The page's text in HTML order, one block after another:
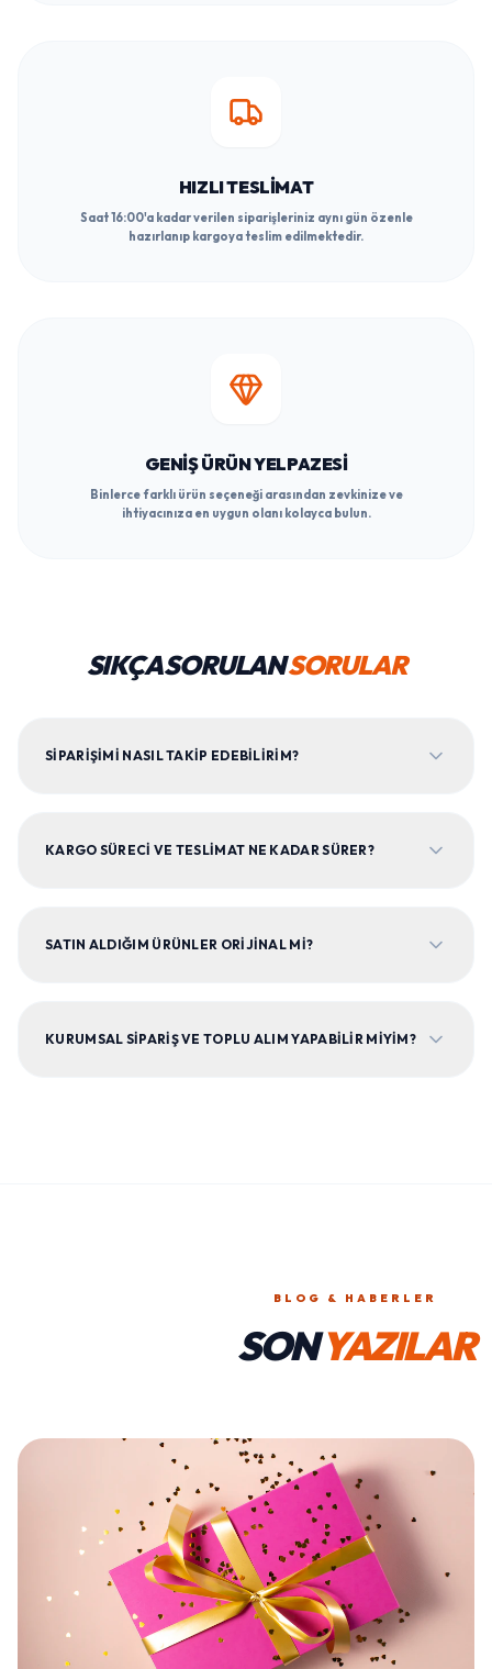
HIZLI TESLIMAT
Saat 16:00'a kadar verilen siparişleriniz aynı gün özenle
hazırlanıp kargoya teslim edilmektedir.
GENIŞ ÜRÜN YELPAZESI
Binlerce farklı ürün seçeneği arasından zevkinize ve
ihtiyacınıza en uygun olanı kolayca bulun.
SIKÇA SORULANSORULAR
SIPARIŞIMI NASIL TAKIP EDEBILIRIM?
KARGO SÜRECI VE TESLIMAT NE KADAR SÜRER?
SATIN ALDIĞIM ÜRÜNLER ORIJINAL MI?
KURUMSAL SIPARIŞ VE TOPLU ALIM YAPABILIR MIYIM?
BLOG & HABERLER
SONYAZILAR